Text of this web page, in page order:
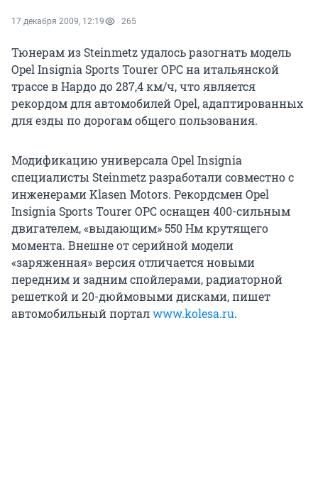
17 декабря 2009, 12:19 265
Тюнерам из Steinmetz удалось разогнать модель
Opel Insignia Sports Tourer OPC на итальянской
трассе в Нардо до 287,4 км/ч, что является
рекордом для автомобилей Opel, адаптированных
для езды по дорогам общего пользования.
Модификацию универсала Opel Insignia
специалисты Steinmetz разработали совместно с
инженерами Klasen Motors. Рекордсмен Opel
Insignia Sports Tourer OPC оснащен 400-сильным
двигателем, «выдающим» 550 Нм крутящего
момента. Внешне от серийной модели
«заряженная» версия отличается новыми
передним и задним спойлерами, радиаторной
решеткой и 20-дюймовыми дисками, пишет
автомобильный порталwww.kolesa.ru.